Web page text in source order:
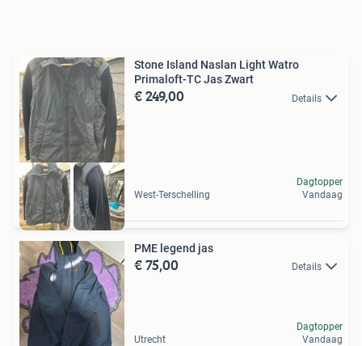
Stone Island Naslan Light Watro
Primaloft-TC Jas Zwart
€ 249,00 Details
West-Terschelling
Dagtopper
Vandaag
PME legend jas
€ 75,00 Details
Utrecht
Dagtopper
Vandaag